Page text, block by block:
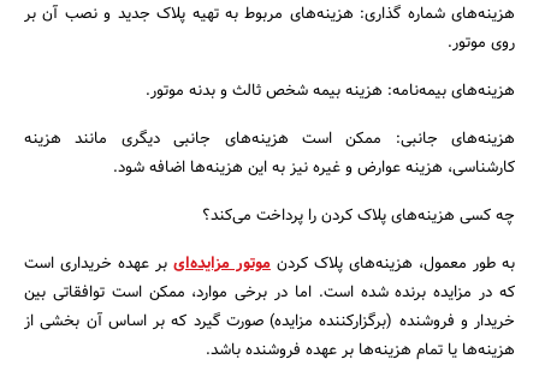
هزینه‌های شماره گذاری: هزینه‌های مربوط به تهیه پلاک جدید و نصب آن بر
روی موتور.
هزینه‌های بیمه‌نامه: هزینه بیمه شخص ثالث و بدنه موتور.
هزینه‌های جانبی: ممکن است هزینه‌های جانبی دیگری مانند هزینه
کارشناسی، هزینه عوارض و غیره نیز به این هزینه‌ها اضافه شود.
چه کسی هزینه‌های پلاک کردن را پرداخت می‌کند؟
به طور معمول، هزینه‌های پلاک کردن موتور مزایده‌ای بر عهده خریداری است
که در مزایده برنده شده است. اما در برخی موارد، ممکن است توافقاتی بین
خریدار و فروشنده (برگزارکننده مزایده) صورت گیرد که بر اساس آن بخشی از
هزینه‌ها یا تمام هزینه‌ها بر عهده فروشنده باشد.